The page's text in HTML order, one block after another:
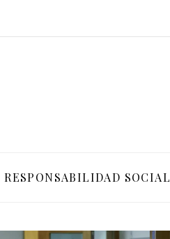
RESPONSABILIDAD SOCIAL